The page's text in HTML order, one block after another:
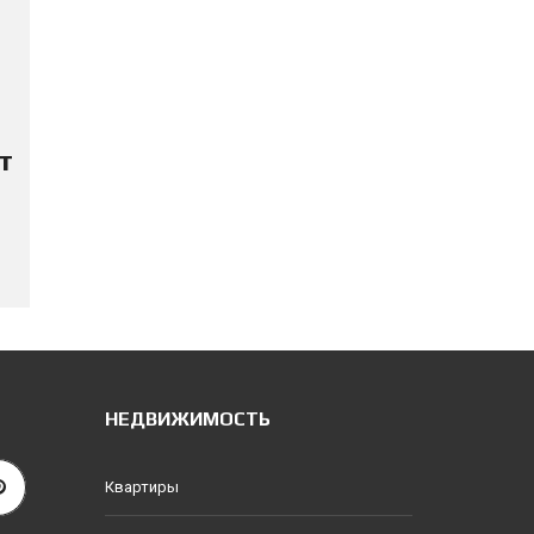
НЕДВИЖИМОСТЬ
Квартиры